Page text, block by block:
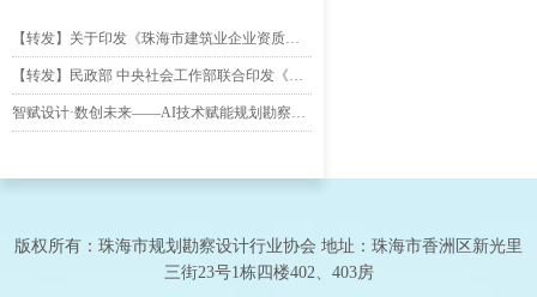
【转发】关于印发《珠海市建筑业企业资质申报指引》的通知
【转发】民政部 中央社会工作部联合印发《社会组织评比表彰活动管理办法》的通知
智赋设计·数创未来——AI技术赋能规划勘察设计行业创新发展专题分享会圆满举办
版权所有：珠海市规划勘察设计行业协会 地址：珠海市香洲区新光里
三街23号1栋四楼402、403房